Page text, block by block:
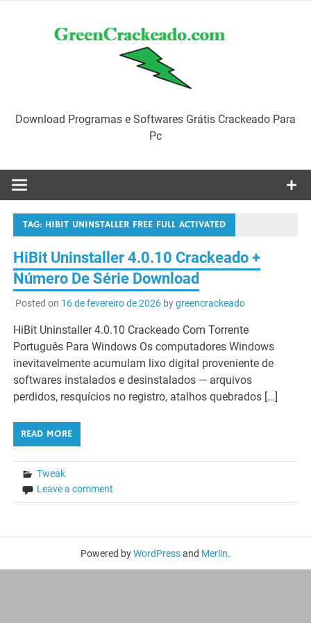
Download Programas e Softwares Grátis Crackeado Para
Pc
TAG: HIBIT UNINSTALLER FREE FULL ACTIVATED
HiBit Uninstaller 4.0.10 Crackeado +
Número De Série Download
Posted on 16 de fevereiro de 2026bygreencrackeado
HiBit Uninstaller 4.0.10 Crackeado Com Torrente
Português Para Windows Os computadores Windows
inevitavelmente acumulam lixo digital proveniente de
softwares instalados e desinstalados — arquivos
perdidos, resquícios no registro, atalhos quebrados […]
READ MORE
Tweak
Leave a comment
Powered byWordPressand Merlin.